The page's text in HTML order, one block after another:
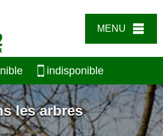
MENU
indisponible
les arbres